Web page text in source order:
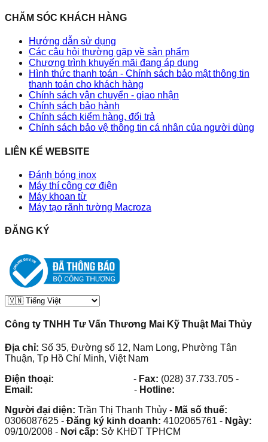
CHĂM SÓC KHÁCH HÀNG
Hướng dẫn sử dụng
Các câu hỏi thường gặp về sản phẩm
Chương trình khuyến mãi đang áp dụng
Hình thức thanh toán - Chính sách bảo mật thông tin
thanh toán cho khách hàng
Chính sách vận chuyển - giao nhận
Chính sách bảo hành
Chính sách kiểm hàng, đổi trả
Chính sách bảo vệ thông tin cá nhân của người dùng
LIÊN KẾ WEBSITE
Đánh bóng inox
Máy thí công cơ điện
Máy khoan từ
Máy tạo rãnh tường Macroza
ĐĂNG KÝ
Công ty TNHH Tư Vấn Thương Mai Kỹ Thuật Mai Thủy
Địa chỉ: Số 35, Đường số 12, Nam Long, Phường Tân
Thuận, Tp Hồ Chí Minh, Việt Nam
Điện thoại:
- Fax: (028) 37.733.705 -
Email:
- Hotline:
Người đại diện: Trần Thị Thanh Thủy - Mã số thuế:
0306087625 - Đăng ký kinh doanh: 4102065761 - Ngày:
09/10/2008 - Nơi cấp: Sở KHĐT TPHCM